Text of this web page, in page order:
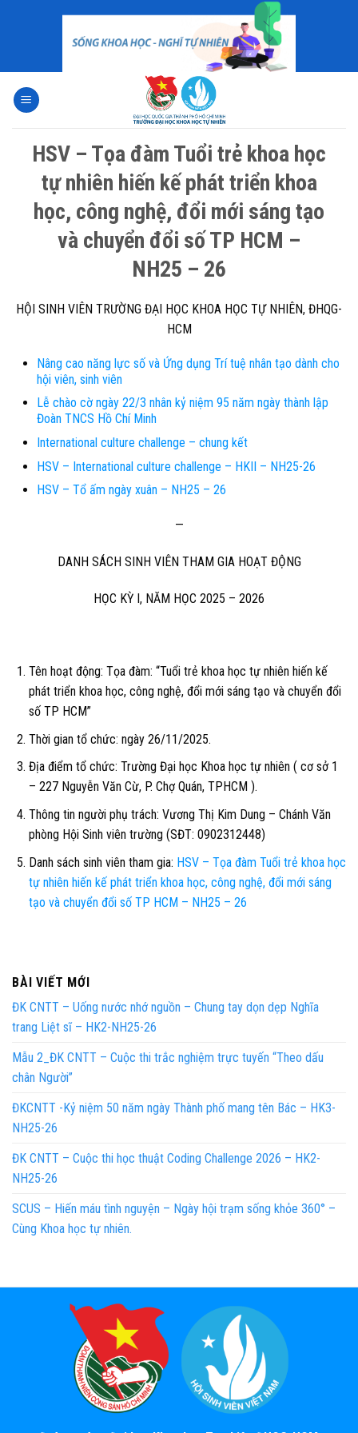
HSV – Tọa đàm Tuổi trẻ khoa học
tự nhiên hiến kế phát triển khoa
học, công nghệ, đổi mới sáng tạo
và chuyển đổi số TP HCM –
NH25 – 26
HỘI SINH VIÊN TRƯỜNG ĐẠI HỌC KHOA HỌC TỰ NHIÊN, ĐHQG-
HCM
Nâng cao năng lực số và Ứng dụng Trí tuệ nhân tạo dành cho
hội viên, sinh viên
Lễ chào cờ ngày 22/3 nhân kỷ niệm 95 năm ngày thành lập
Đoàn TNCS Hồ Chí Minh
International culture challenge – chung kết
HSV – International culture challenge – HKII – NH25-26
HSV – Tổ ấm ngày xuân – NH25 – 26
—
DANH SÁCH SINH VIÊN THAM GIA HOẠT ĐỘNG
HỌC KỲ I, NĂM HỌC 2025 – 2026
Tên hoạt động: Tọa đàm: “Tuổi trẻ khoa học tự nhiên hiến kế
phát triển khoa học, công nghệ, đổi mới sáng tạo và chuyển đổi
số TP HCM”
Thời gian tổ chức: ngày 26/11/2025.
Địa điểm tổ chức: Trường Đại học Khoa học tự nhiên ( cơ sở 1
– 227 Nguyễn Văn Cừ, P. Chợ Quán, TPHCM ).
Thông tin người phụ trách: Vương Thị Kim Dung – Chánh Văn
phòng Hội Sinh viên trường (SĐT: 0902312448)
Danh sách sinh viên tham gia: HSV – Tọa đàm Tuổi trẻ khoa học
tự nhiên hiến kế phát triển khoa học, công nghệ, đổi mới sáng
tạo và chuyển đổi số TP HCM – NH25 – 26
BÀI VIẾT MỚI
ĐK CNTT – Uống nước nhớ nguồn – Chung tay dọn dẹp Nghĩa
trang Liệt sĩ – HK2-NH25-26
Mẫu 2_ĐK CNTT – Cuộc thi trắc nghiệm trực tuyến “Theo dấu
chân Người”
ĐKCNTT -Kỷ niệm 50 năm ngày Thành phố mang tên Bác – HK3-
NH25-26
ĐK CNTT – Cuộc thi học thuật Coding Challenge 2026 – HK2-
NH25-26
SCUS – Hiến máu tình nguyện – Ngày hội trạm sống khỏe 360° –
Cùng Khoa học tự nhiên.